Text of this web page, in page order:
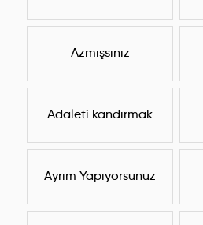
Azmışsınız
Adaleti kandırmak
Ayrım Yapıyorsunuz